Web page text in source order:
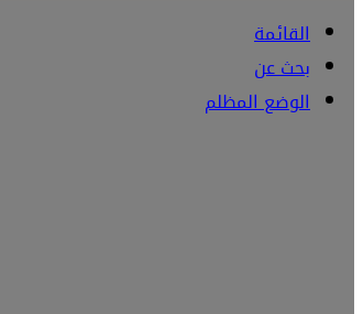
القائمة
بحث عن
الوضع المظلم